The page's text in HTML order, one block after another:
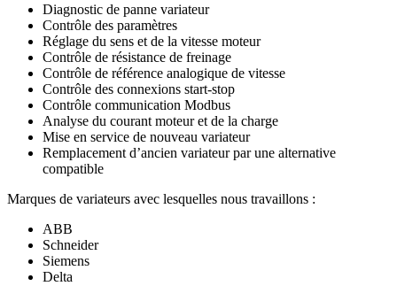
Diagnostic de panne variateur
Contrôle des paramètres
Réglage du sens et de la vitesse moteur
Contrôle de résistance de freinage
Contrôle de référence analogique de vitesse
Contrôle des connexions start-stop
Contrôle communication Modbus
Analyse du courant moteur et de la charge
Mise en service de nouveau variateur
Remplacement d’ancien variateur par une alternative
compatible
Marques de variateurs avec lesquelles nous travaillons :
ABB
Schneider
Siemens
Delta